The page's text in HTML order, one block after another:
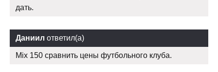
дать.
Даниил ответил(а)
Mix 150 сравнить цены футбольного клуба.